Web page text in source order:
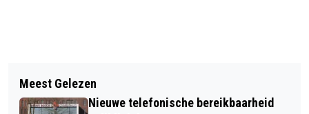
AVOND OVER INTERRELIGIEUZE
DIALOOG IN STADSKLOOSTER SAN
VESTINGLOOP DEN BOSCH 2026:
Meest Gelezen
Nieuwe telefonische bereikbaarheid